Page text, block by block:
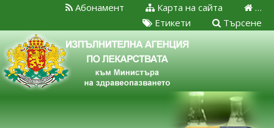
…
Карта на сайта
Абонамент
Търсене
Етикети